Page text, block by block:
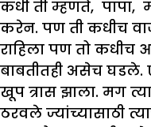
कधी ती म्हणते,
करेन. पण ती कधीच
राहिला पण तो कधीच
बाबतीतही असेच
खूप त्रास झाला. मग
ठरवले ज्यांच्यासाठी